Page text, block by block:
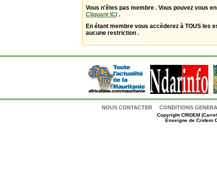
Vous n'êtes pas membre . Vous pouvez vous
Cliquant ICI .
En étant membre vous accèderez à TOUS les
aucune restriction .
NOUS CONTACTER CONDITIONS
CopyrightCRIDEM
Enseigne de Cridem